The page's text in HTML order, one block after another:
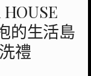
的生活島
禮